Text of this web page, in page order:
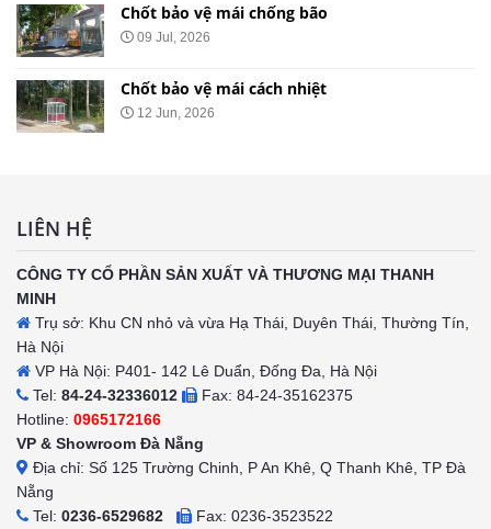
Chốt bảo vệ mái chống ồn
29 May, 2026
Chốt bảo vệ mái nhọn
20 May, 2026
LIÊN HỆ
CÔNG TY CỔ PHẦN SẢN XUẤT VÀ THƯƠNG MẠI THANH
MINH
Trụ sở: Khu CN nhỏ và vừa Hạ Thái, Duyên Thái, Thường Tín,
Hà Nội
VP Hà Nội: P401- 142 Lê Duẩn, Đống Đa, Hà Nội
Tel: 84-24-32336012
Fax: 84-24-35162375
Hotline: 0965172166
VP & Showroom Đà Nẵng
Địa chỉ: Số 125 Trường Chinh, P An Khê, Q Thanh Khê, TP Đà
Nẵng
Tel: 0236-6529682
Fax: 0236-3523522